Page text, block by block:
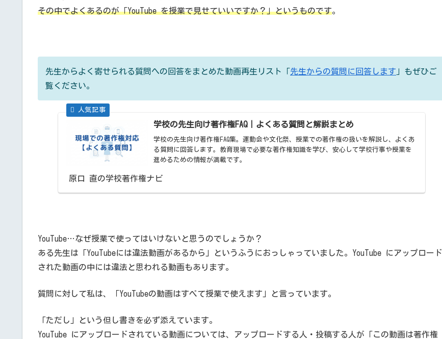
その中でよくあるのが「YouTube を授業で見せていいですか？」というものです。
先生からよく寄せられる質問への回答をまとめた動画再生リスト「先生からの質問に回答します 」もぜひご
覧ください。
学校の先生向け著作権FAQ｜よくある質問と解説まとめ
学校の先生向け著作権FAQ集。運動会や文化祭、授業での著作権の扱いを解説し、よくあ
る質問に回答します。教育現場で必要な著作権知識を学び、安心して学校行事や授業を
進めるための情報が満載です。
原口 直の学校著作権ナビ
YouTube…なぜ授業で使ってはいけないと思うのでしょうか？
ある先生は「YouTubeには違法動画があるから」というふうにおっしゃっていました。YouTube にアップロード
された動画の中には違法と思われる動画もあります。
質問に対して私は、「YouTubeの動画はすべて授業で使えます」と言っています。
「ただし」という但し書きを必ず添えています。
YouTube にアップロードされている動画については、アップロードする人・投稿する人が「この動画は著作権